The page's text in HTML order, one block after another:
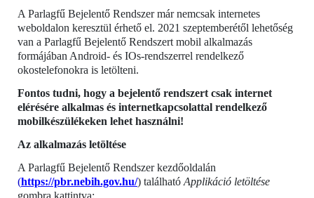
A Parlagfű Bejelentő Rendszer már nemcsak internetes
weboldalon keresztül érhető el. 2021 szeptemberétől lehetőség
van a Parlagfű Bejelentő Rendszert mobil alkalmazás
formájában Android- és IOs-rendszerrel rendelkező
okostelefonokra is letölteni.
Fontos tudni, hogy a bejelentő rendszert csak internet
elérésére alkalmas és internetkapcsolattal rendelkező
mobilkészülékeken lehet használni!
Az alkalmazás letöltése
A Parlagfű Bejelentő Rendszer kezdőoldalán
(https://pbr.nebih.gov.hu/) található Applikáció letöltése
gombra kattintva: